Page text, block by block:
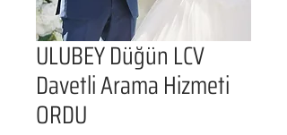
ULUBEY Düğün LCV
Davetli Arama Hizmeti
ORDU